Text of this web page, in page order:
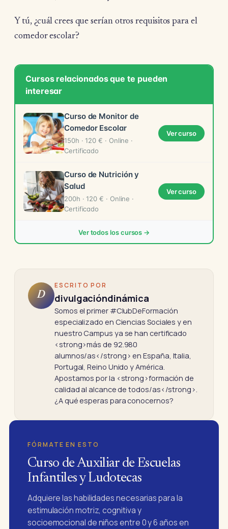
Y tú, ¿cuál crees que serían otros requisitos para el
comedor escolar?
Cursos relacionados que te pueden
interesar
Curso de Monitor de
Comedor Escolar
150h · 120 € · Online ·
Certificado
Ver curso
Curso de Nutrición y
Salud
200h · 120 € · Online ·
Certificado
Ver curso
Ver todos los cursos →
D
ESCRITO POR
divulgacióndinámica
Somos el primer #ClubDeFormación
especializado en Ciencias Sociales y en
nuestro Campus ya se han certificado
<strong>más de 92.980
alumnos/as</strong> en España, Italia,
Portugal, Reino Unido y América.
Apostamos por la <strong>formación de
calidad al alcance de todos/as</strong>.
¿A qué esperas para conocernos?
FÓRMATE EN ESTO
Curso de Auxiliar de Escuelas
Infantiles y Ludotecas
Adquiere las habilidades necesarias para la
estimulación motriz, cognitiva y
socioemocional de niños entre 0 y 6 años en